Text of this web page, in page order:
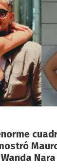
Nara